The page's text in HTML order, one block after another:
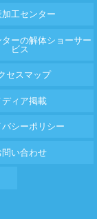
加工センター
ーの解体ショーサー
ビス
セスマップ
ディア掲載
バシーポリシー
問い合わせ